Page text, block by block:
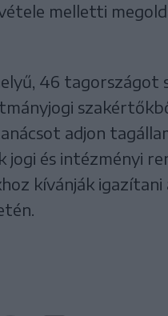
melletti
46 tagországot
adjon
jogi és intézményi
kívánják igazítani